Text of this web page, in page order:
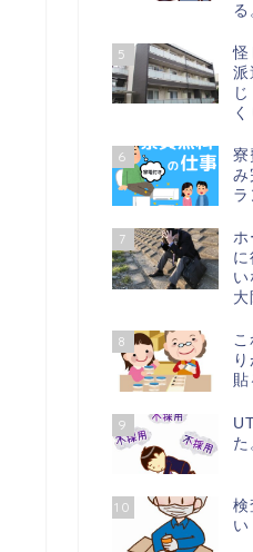
る
5
怪
派
く
6
寮
み
ラ
7
ホ
い
8
貼
9
10
検
い